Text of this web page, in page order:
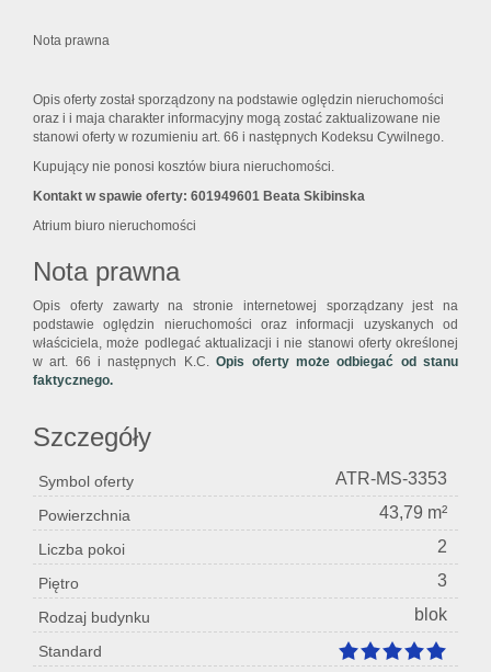
Nota prawna
Opis oferty został sporządzony na podstawie oględzin nieruchomości
oraz i i maja charakter informacyjny mogą zostać zaktualizowane nie
stanowi oferty w rozumieniu art. 66 i następnych Kodeksu Cywilnego.
Kupujący nie ponosi kosztów biura nieruchomości.
Kontakt w spawie oferty: 601949601 Beata Skibinska
Atrium biuro nieruchomości
Nota prawna
Opis oferty zawarty na stronie internetowej sporządzany jest na
podstawie oględzin nieruchomości oraz informacji uzyskanych od
właściciela, może podlegać aktualizacji i nie stanowi oferty określonej
w art. 66 i następnych K.C.Opis oferty może odbiegać od stanu
faktycznego.
Szczegóły
Symbol oferty ATR-MS-3353
Powierzchnia 43,79 m²
Liczba pokoi 2
Piętro 3
Rodzaj budynku blok
Standard